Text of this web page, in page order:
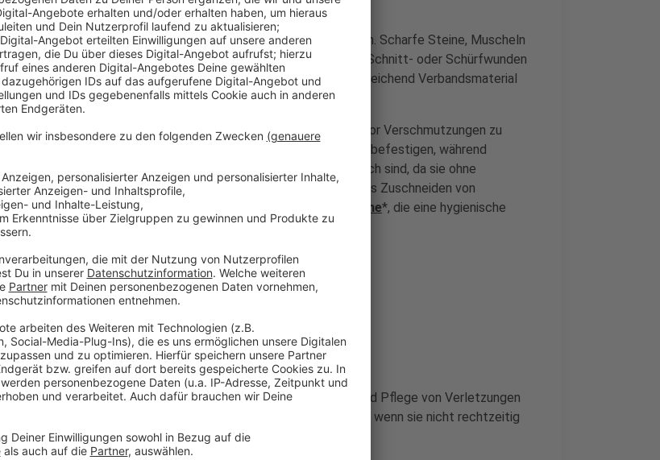
Kleine Verletzungen lassen sich auf Reisen nicht immer vermeiden. Scharfe Steine, Muscheln
am Strand, Dornen oder unwegsames Gelände können schnell zu Schnitt- oder Schürfwunden
führen. Aus diesem Grund sollte eureHunde-Reiseapotheke
ausreichend Verbandsmaterial
enthalten.
Sterile Kompressen* eignen sich, um Wunden abzudecken und vor Verschmutzungen zu
schützen. Mull- und Fixierbinden helfen dabei, Verbände sicher zu befestigen, während
selbsthaftende Verbandbinden (
hier klicken
*) besonders praktisch sind, da sie ohne
zusätzliche Pflaster halten. Eine
Verbandsschere
* erleichtert das Zuschneiden von
Materialien und sollte ebenso wenig fehlen wie
Einmalhandschuhe*, die eine hygienische
Versorgung ermöglichen.
Anzeige
Wunddesinfektion und Hautpflege
Anzeige
Neben dem eigentlichen Verbandsmaterial spielt die Reinigung und Pflege von Verletzungen
eine wichtige Rolle. Selbst kleine Wunden können sich entzünden, wenn sie nicht rechtzeitig
gesäubert werden.